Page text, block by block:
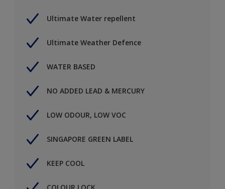
Ultimate Water repellent
Ultimate Weather Defence
WATER BASED
NO ADDED LEAD & MERCURY
LOW ODOUR, LOW VOC
SINGAPORE GREEN LABEL
KEEP COOL